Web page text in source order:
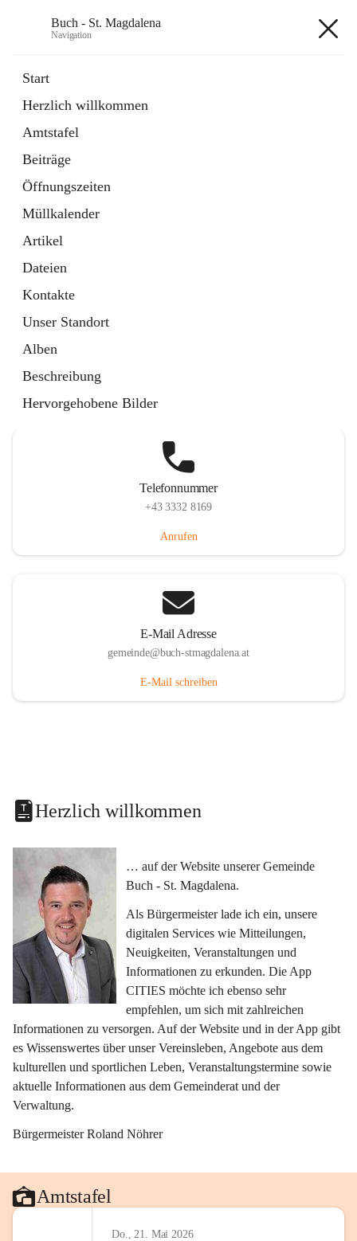
Buch - St. Magdalena
Navigation
Start
Herzlich willkommen
Amtstafel
Beiträge
Öffnungszeiten
Müllkalender
Artikel
Dateien
Kontakte
Unser Standort
Alben
Beschreibung
Hervorgehobene Bilder
11 Schnellzugriffe
Bürgerservice
10 Schnellzugriffe
Telefonnummer
+43 3332 8169
Anrufen
E-Mail Adresse
gemeinde@buch-stmagdalena.at
E-Mail schreiben
Herzlich willkommen
… auf der Website unserer Gemeinde
Buch - St. Magdalena.
Als Bürgermeister lade ich ein, unsere
digitalen Services wie Mitteilungen,
Neuigkeiten, Veranstaltungen und
Informationen zu erkunden. Die App
CITIES möchte ich ebenso sehr
empfehlen, um sich mit zahlreichen
Informationen zu versorgen. Auf der Website und in der App gibt
es Wissenswertes über unser Vereinsleben, Angebote aus dem
kulturellen und sportlichen Leben, Veranstaltungstermine sowie
aktuelle Informationen aus dem Gemeinderat und der
Verwaltung.
Bürgermeister Roland Nöhrer
Amtstafel
Do., 21. Mai 2026